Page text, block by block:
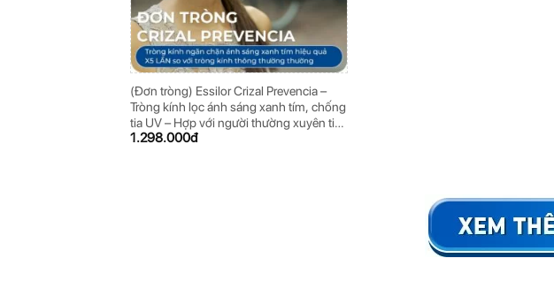
(Đơn tròng) Essilor Crizal Prevencia –
Tròng kính lọc ánh sáng xanh tím, chống
tia UV – Hợp với người thường xuyên tiếp
xúc với thiết bị điện tử
1.298.000đ